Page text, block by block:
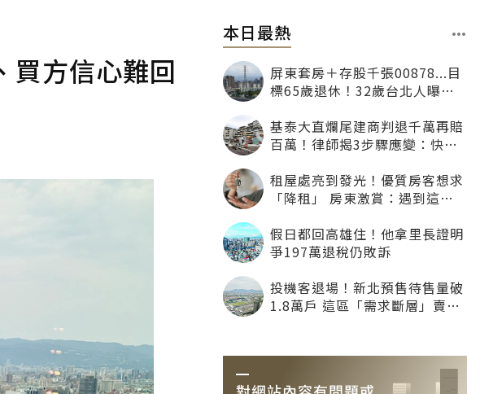
買方信心難回
本日最熱
屏東套房＋存股千張00878...目
標65歲退休！32歲台北人曝：
基泰大直爛尾建商判退千萬再賠
百萬！律師揭3步驟應變：快通
租屋處亮到發光！優質房客想求
「降租」 房東激賞：遇到這種
假日都回高雄住！他拿里長證明
爭197萬退稅仍敗訴
投機客退場！新北預售待售量破
1.8萬戶 這區「需求斷層」賣壓